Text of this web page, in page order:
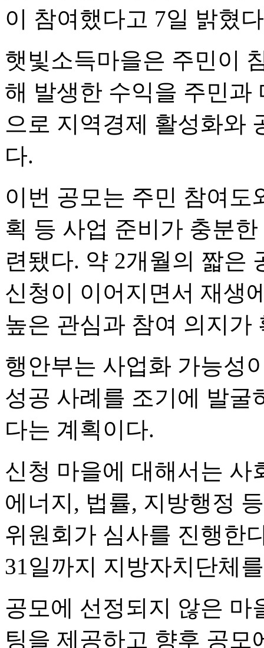
이 참여했다고 7일 밝혔
햇빛소득마을은 주민이
해 발생한 수익을 주민과
으로 지역경제 활성화와
다.
이번 공모는 주민 참여도
획 등 사업 준비가 충분
련됐다. 약 2개월의 짧은
신청이 이어지면서 재생
높은 관심과 참여 의지가
행안부는 사업화 가능성
성공 사례를 조기에 발굴
다는 계획이다.
신청 마을에 대해서는 사
에너지, 법률, 지방행정
위원회가 심사를 진행한
31일까지 지방자치단체
공모에 선정되지 않은 마
팅을 제공하고 향후 공모